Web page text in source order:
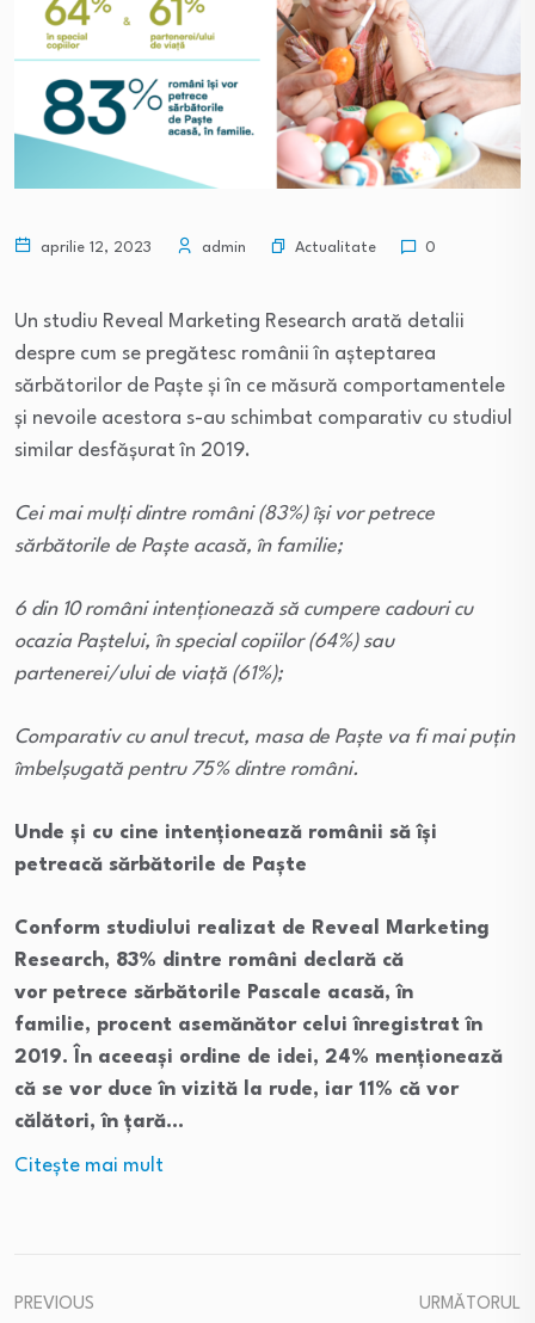
aprilie 12, 2023 admin Actualitate 0
Un studiu Reveal Marketing Research arată detalii
despre cum se pregătesc românii în așteptarea
sărbătorilor de Paște și în ce măsură comportamentele
și nevoile acestora s-au schimbat comparativ cu studiul
similar desfășurat în 2019.
Cei mai mulți dintre români (83%) își vor petrece
sărbătorile de Paște acasă, în familie;
6 din 10 români intenționează să cumpere cadouri cu
ocazia Paștelui, în special copiilor (64%) sau
partenerei/ului de viață (61%);
Comparativ cu anul trecut, masa de Paște va fi mai puțin
îmbelșugată pentru 75% dintre români.
Unde și cu cine intenționează românii să își
petreacă sărbătorile de Paște
Conform studiului realizat de Reveal Marketing
Research, 83% dintre români declară că
vor petrece sărbătorile Pascale acasă, în
familie, procent asemănător celui înregistrat în
2019. În aceeași ordine de idei, 24% menționează
că se vor duce în vizită la rude, iar 11% că vor
călători, în țară…
Citeşte mai mult
PREVIOUS URMĂTORUL